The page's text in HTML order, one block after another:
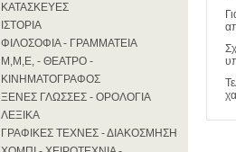
ΚΑΤΑΣΚΕΥΕΣ
ΙΣΤΟΡΙΑ
ΦΙΛΟΣΟΦΙΑ - ΓΡΑΜΜΑΤΕΙΑ
Μ,Μ,Ε, - ΘΕΑΤΡΟ -
ΚΙΝΗΜΑΤΟΓΡΑΦΟΣ
ΞΕΝΕΣ ΓΛΩΣΣΕΣ - ΟΡΟΛΟΓΙΑ
ΛΕΞΙΚΑ
ΓΡΑΦΙΚΕΣ ΤΕΧΝΕΣ - ΔΙΑΚΟΣΜΗΣΗ